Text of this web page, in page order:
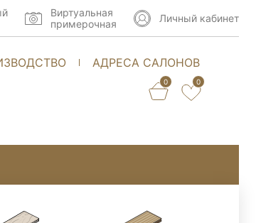
АДРЕСА САЛОНОВ
0 0
Виртуальная
примерочная
Личный кабинет